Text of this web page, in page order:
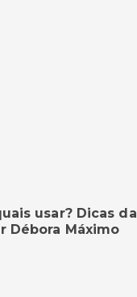
usar? Dicas da
Débora Máximo